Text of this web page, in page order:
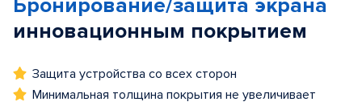
Бронирование/защита экрана
инновационным покрытием
Защита устройства со всех сторон
Минимальная толщина покрытия не увеличивает